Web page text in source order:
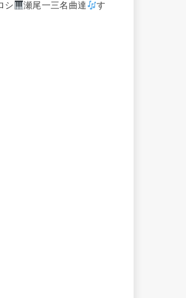
シ 瀬尾一三名曲達
す